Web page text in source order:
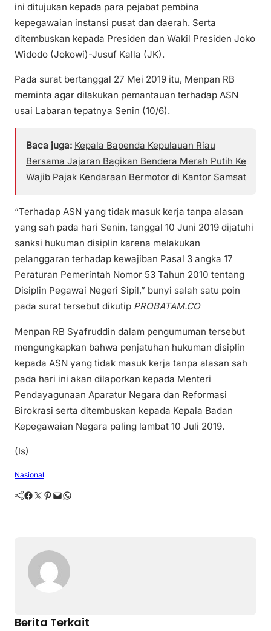
ini ditujukan kepada para pejabat pembina
kepegawaian instansi pusat dan daerah. Serta
ditembuskan kepada Presiden dan Wakil Presiden Joko
Widodo (Jokowi)-Jusuf Kalla (JK).
Pada surat bertanggal 27 Mei 2019 itu, Menpan RB
meminta agar dilakukan pemantauan terhadap ASN
usai Labaran tepatnya Senin (10/6).
Baca juga: Kepala Bapenda Kepulauan Riau
Bersama Jajaran Bagikan Bendera Merah Putih Ke
Wajib Pajak Kendaraan Bermotor di Kantor Samsat
“Terhadap ASN yang tidak masuk kerja tanpa alasan
yang sah pada hari Senin, tanggal 10 Juni 2019 dijatuhi
sanksi hukuman disiplin karena melakukan
pelanggaran terhadap kewajiban Pasal 3 angka 17
Peraturan Pemerintah Nomor 53 Tahun 2010 tentang
Disiplin Pegawai Negeri Sipil,” bunyi salah satu poin
pada surat tersebut dikutip PROBATAM.CO
Menpan RB Syafruddin dalam pengumuman tersebut
mengungkapkan bahwa penjatuhan hukuman disiplin
kepada ASN yang tidak masuk kerja tanpa alasan sah
pada hari ini akan dilaporkan kepada Menteri
Pendayagunaan Aparatur Negara dan Reformasi
Birokrasi serta ditembuskan kepada Kepala Badan
Kepegawaian Negara paling lambat 10 Juli 2019.
(Is)
Nasional
Facebook Twitter Pinterest Mail WhatsApp
Berita Terkait